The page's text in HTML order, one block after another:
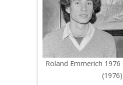
Roland Emmerich
(1976)